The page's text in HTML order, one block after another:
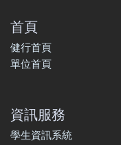
首頁
健行首頁
單位首頁
資訊服務
學生資訊系統